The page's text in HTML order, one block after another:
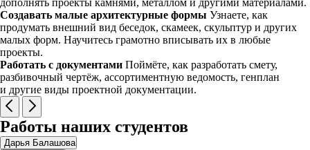
дополнять проекты камнями, металлом и другими материалами.
Создавать малые архитектурные формы Узнаете, как
продумать внешний вид беседок, скамеек, скульптур и других
малых форм. Научитесь грамотно вписывать их в любые
проекты.
Работать с документами Поймёте, как разработать смету,
разбивочный чертёж, ассортиментную ведомость, генплан
и другие виды проектной документации.
Работы наших студентов
Дарья Балашова